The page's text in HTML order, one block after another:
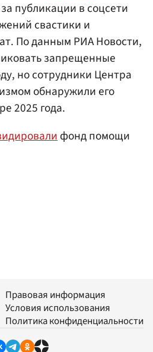
публикации в соцсети
свастики и
По данным РИА Новости,
запрещенные
но сотрудники Центра
обнаружили его
2025 года.
фонд помощи
Правовая информация
Условия использования
Политика конфиденциальности